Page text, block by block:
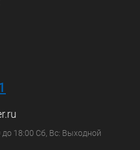
18:00 Сб, Вс: Выходной